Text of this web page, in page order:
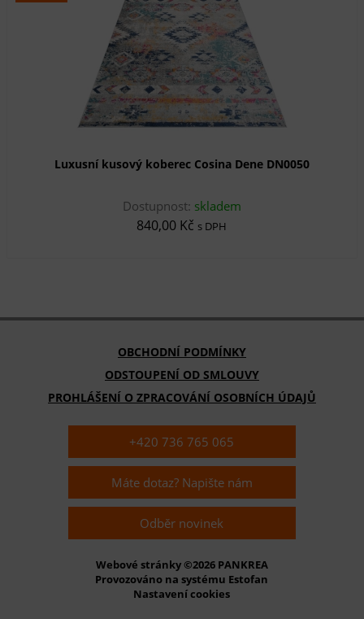
Luxusní kusový koberec Cosina Dene DN0050
Dostupnost: skladem
840,00 Kč s DPH
OBCHODNÍ PODMÍNKY
ODSTOUPENÍ OD SMLOUVY
PROHLÁŠENÍ O ZPRACOVÁNÍ OSOBNÍCH ÚDAJŮ
+420 736 765 065
Máte dotaz? Napište nám
Odběr novinek
Webové stránky ©2026 PANKREA
Provozováno na systému Estofan
Nastavení cookies